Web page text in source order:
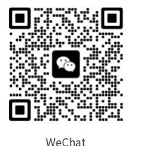
WeChat